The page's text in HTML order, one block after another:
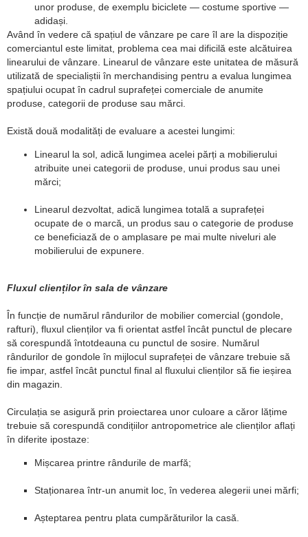
unor produse, de exemplu biciclete — costume sportive —
adidași.
Având în vedere că spațiul de vânzare pe care îl are la dispoziție
comerciantul este limitat, problema cea mai dificilă este alcătuirea
linearului de vânzare. Linearul de vânzare este unitatea de măsură
utilizată de specialiștii în merchandising pentru a evalua lungimea
spațiului ocupat în cadrul suprafeței comerciale de anumite
produse, categorii de produse sau mărci.
Există două modalități de evaluare a acestei lungimi:
Linearul la sol, adică lungimea acelei părți a mobilierului
atribuite unei categorii de produse, unui produs sau unei
mărci;
Linearul dezvoltat, adică lungimea totală a suprafeței
ocupate de o marcă, un produs sau o categorie de produse
ce beneficiază de o amplasare pe mai multe niveluri ale
mobilierului de expunere.
Fluxul clienților în sala de vânzare
În funcție de numărul rândurilor de mobilier comercial (gondole,
rafturi), fluxul clienților va fi orientat astfel încât punctul de plecare
să corespundă întotdeauna cu punctul de sosire. Numărul
rândurilor de gondole în mijlocul suprafeței de vânzare trebuie să
fie impar, astfel încât punctul final al fluxului clienților să fie ieșirea
din magazin.
Circulația se asigură prin proiectarea unor culoare a căror lățime
trebuie să corespundă condițiilor antropometrice ale clienților aflați
în diferite ipostaze:
Mișcarea printre rândurile de marfă;
Staționarea într-un anumit loc, în vederea alegerii unei mărfi;
Așteptarea pentru plata cumpărăturilor la casă.